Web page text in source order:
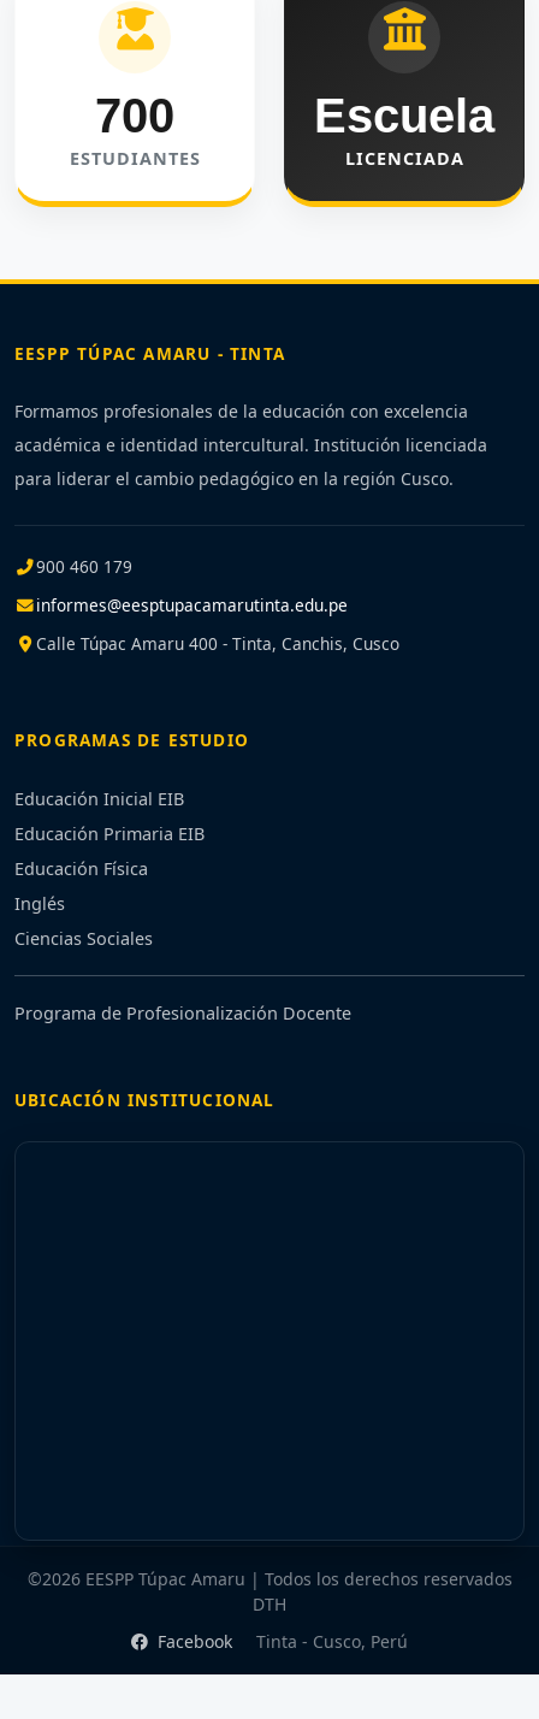
700
ESTUDIANTES
Escuela
LICENCIADA
EESPP TÚPAC AMARU - TINTA
Formamos profesionales de la educación con excelencia
académica e identidad intercultural. Institución licenciada
para liderar el cambio pedagógico en la región Cusco.
900 460 179
informes@eesptupacamarutinta.edu.pe
Calle Túpac Amaru 400 - Tinta, Canchis, Cusco
PROGRAMAS DE ESTUDIO
Educación Inicial EIB
Educación Primaria EIB
Educación Física
Inglés
Ciencias Sociales
Programa de Profesionalización Docente
UBICACIÓN INSTITUCIONAL
©2026 EESPP Túpac Amaru | Todos los derechos reservados
DTH
Facebook
Tinta - Cusco, Perú